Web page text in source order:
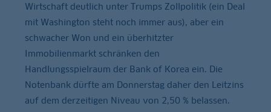
Wirtschaft deutlich unter Trumps Zollpolitik (ein Deal
mit Washington steht noch immer aus), aber ein
schwacher Won und ein überhitzter
Immobilienmarkt schränken den
Handlungsspielraum der Bank of Korea ein. Die
Notenbank dürfte am Donnerstag daher den Leitzins
auf dem derzeitigen Niveau von 2,50 % belassen.